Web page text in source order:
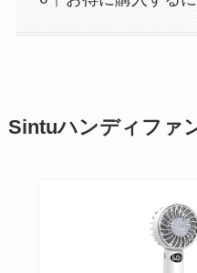
Sintuハンディファ